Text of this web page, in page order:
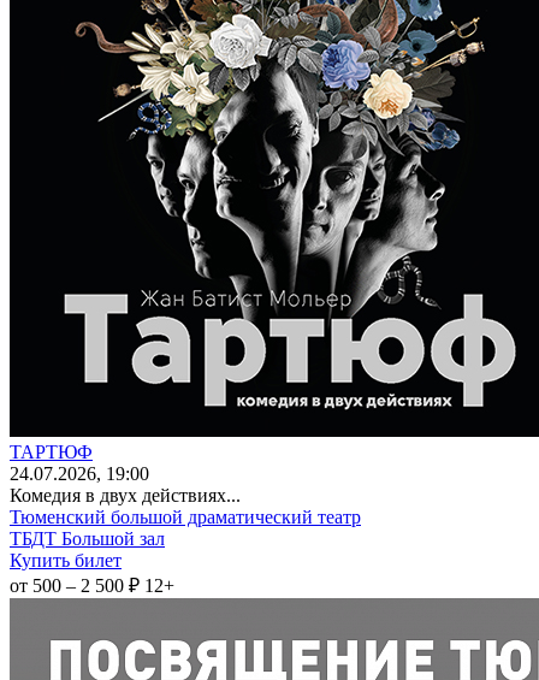
ТАРТЮФ
24.07.2026, 19:00
Комедия в двух действиях...
Тюменский большой драматический театр
ТБДТ Большой зал
Купить билет
от 500 – 2 500 ₽ 12+